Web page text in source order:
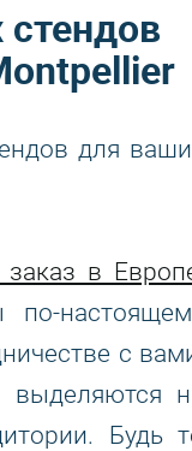
для
заказ в
по-
с
выделяются
Будь